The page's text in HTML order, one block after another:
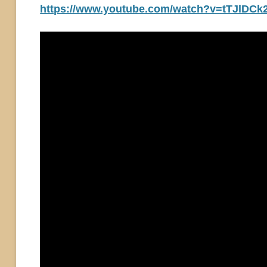
https://www.youtube.com/